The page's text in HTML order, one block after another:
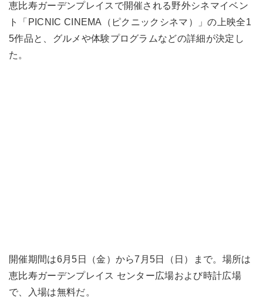
恵比寿ガーデンプレイスで開催される野外シネマイベン
ト「PICNIC CINEMA（ピクニックシネマ）」の上映全1
5作品と、グルメや体験プログラムなどの詳細が決定し
た。
開催期間は6月5日（金）から7月5日（日）まで。場所は
恵比寿ガーデンプレイス センター広場および時計広場
で、入場は無料だ。